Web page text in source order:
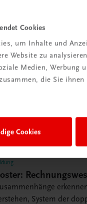
Cookies
um Inhalte und
Website zu
Medien, Werbung
die Sie
Cookies
System der